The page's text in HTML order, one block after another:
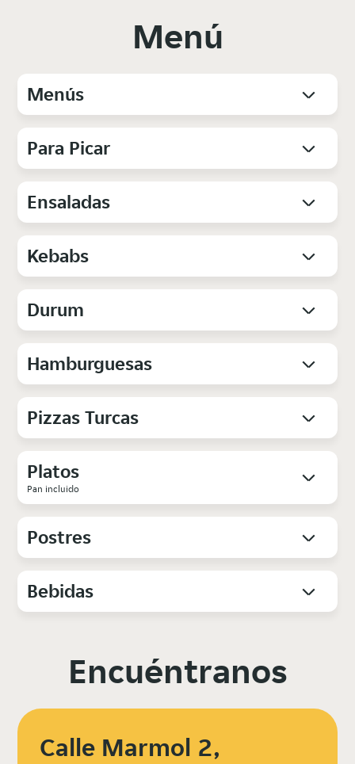
Menú
Menús
Para Picar
Ensaladas
Kebabs
Durum
Hamburguesas
Pizzas Turcas
Platos
Pan incluido
Postres
Bebidas
Encuéntranos
Calle Marmol 2,